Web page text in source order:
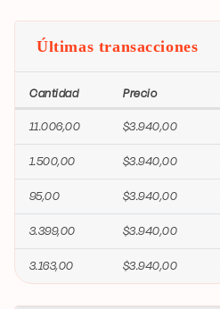
Últimas transacciones
Cantidad Precio
11.006,00 $3.940,00
1.500,00 $3.940,00
95,00 $3.940,00
3.399,00 $3.940,00
3.163,00 $3.940,00